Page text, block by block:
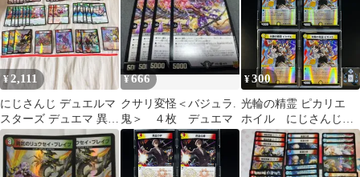
¥ 2,111
にじさんじ デュエルマ
スターズ デュエマ 異次
元の超獣使い 壱百満天
原サロメ
¥666
クサリ変怪＜バジュラ.
鬼＞ ４枚 デュエマ
¥300
光輪の精霊 ピカリエ
ホイル にじさんじ
【C】(DM24EX4
PR42/PR60)《光》【4
枚】